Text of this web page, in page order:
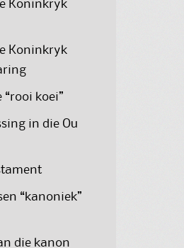
Koninkryk
Koninkryk
“rooi koei”
in die Ou
“kanoniek”
die kanon